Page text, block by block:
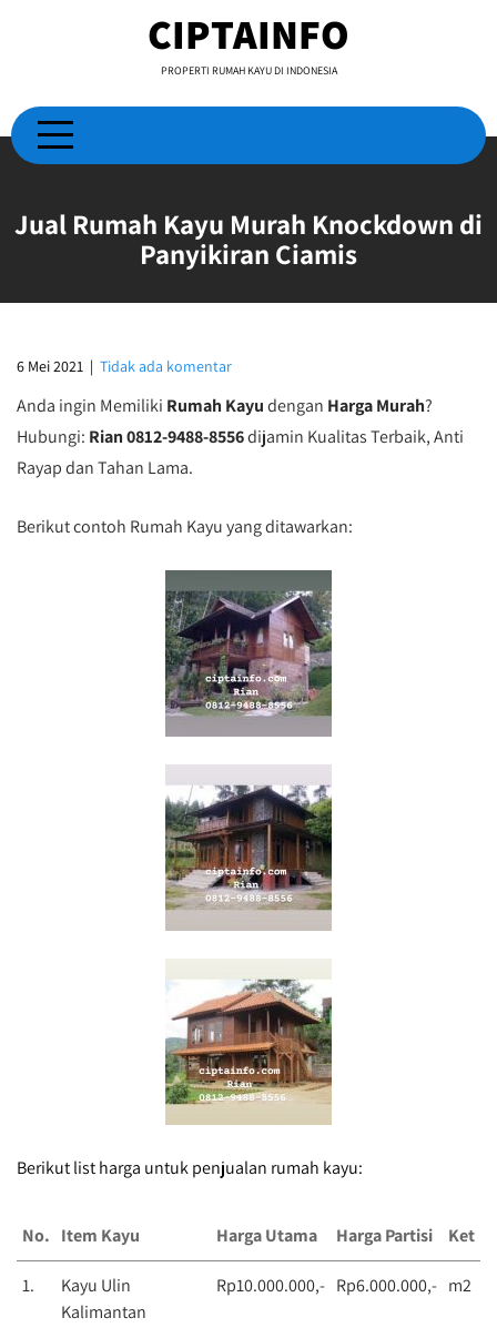
CIPTAINFO
PROPERTI RUMAH KAYU DI INDONESIA
Jual Rumah Kayu Murah Knockdown di
Panyikiran Ciamis
6 Mei 2021 | Tidak ada komentar
Anda ingin Memiliki Rumah Kayudengan Harga Murah?
Hubungi: Rian 0812-9488-8556dijamin Kualitas Terbaik, Anti
Rayap dan Tahan Lama.
Berikut contoh Rumah Kayu yang ditawarkan:
Berikut list harga untuk penjualan rumah kayu:
No. Item Kayu Harga Utama Harga Partisi Ket
1.
Kayu Ulin
Kalimantan
Rp10.000.000,- Rp6.000.000,- m2